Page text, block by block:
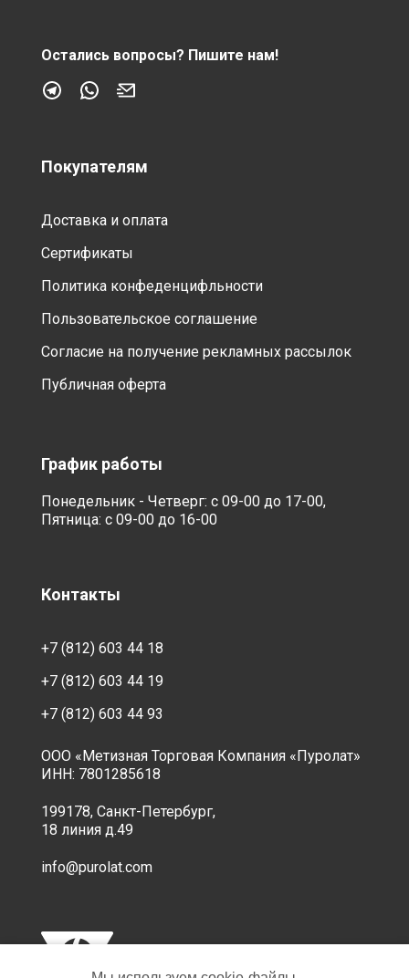
Остались вопросы? Пишите нам!
Покупателям
Доставка и оплата
Сертификаты
Политика конфеденцифльности
Пользовательское соглашение
Согласие на получение рекламных рассылок
Публичная оферта
График работы
Понедельник - Четверг: с 09-00 до 17-00,
Пятница: с 09-00 до 16-00
Контакты
+7 (812) 603 44 18
+7 (812) 603 44 19
+7 (812) 603 44 93
ООО «Метизная Торговая Компания «Пуролат»
ИНН: 7801285618
199178, Санкт-Петербург,
18 линия д.49
info@purolat.com